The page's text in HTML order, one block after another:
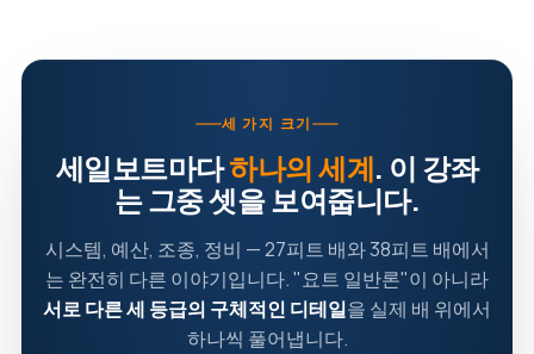
세 가지 크기
세일보트마다하나의 세계. 이 강좌
는 그중 셋을 보여줍니다.
시스템, 예산, 조종, 정비 — 27피트 배와 38피트 배에서
는 완전히 다른 이야기입니다. "요트 일반론"이 아니라
서로 다른 세 등급의 구체적인 디테일을 실제 배 위에서
하나씩 풀어냅니다.